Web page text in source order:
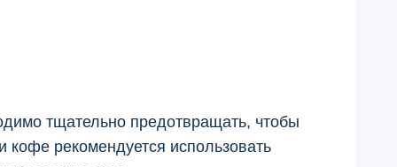
тщательно предотвращать, чтобы
рекомендуется использовать